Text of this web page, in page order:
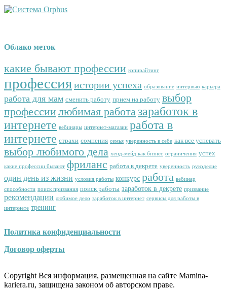
Облако меток
какие бывают профессии копирайтинг
профессияистории успеха образование интервью карьера
работа для мам сменить работу прием на работу выбор
профессиилюбимая работазаработок в
интернете вебинары интернет-магазин работа в
интернете страхи сомнения семья уверенность в себе как все успевать
выбор любимого дела хенд-мейд как бизнес ограничения успех
какие профессии бывают фриланс работа в декрете уверенность рукоделие
один день из жизни условия работы конкурс работа вебинар
способности поиск призвания поиск работы заработок в декрете призвание
рекомендации любимое дело заработок в интернет сервисы для работы в
интернете тренинг
Политика конфиденциальности
Договор оферты
Copyright Вся информация, размещенная на сайте Mamina-
kariera.ru, защищена законом об авторском праве.